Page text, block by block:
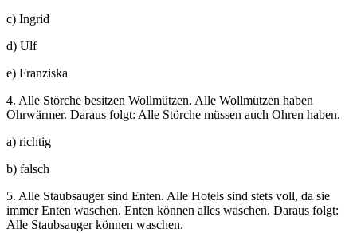
c) Ingrid
d) Ulf
e) Franziska
4. Alle Störche besitzen Wollmützen. Alle Wollmützen haben
Ohrwärmer. Daraus folgt: Alle Störche müssen auch Ohren haben.
a) richtig
b) falsch
5. Alle Staubsauger sind Enten. Alle Hotels sind stets voll, da sie
immer Enten waschen. Enten können alles waschen. Daraus folgt:
Alle Staubsauger können waschen.